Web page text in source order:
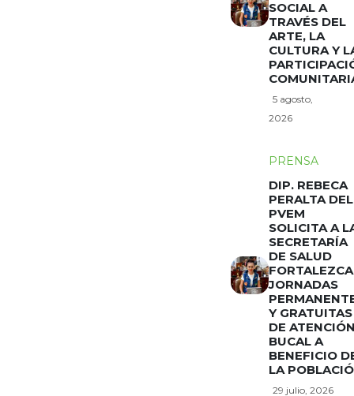
SOCIAL A
TRAVÉS DEL
ARTE, LA
CULTURA Y
5 agosto,
2026
PRENSA
DIP. REBECA
PERALTA DEL
PVEM
SOLICITA A
SECRETARÍA
DE SALUD
FORTALEZCA
JORNADAS
Y GRATUITAS
DE
BUCAL A
BENEFICIO
LA
29 julio, 2026